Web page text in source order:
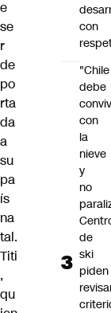
e
se
r
de
po
rta
da
a
su
pa
ís
na
tal.
Titi
,
qu
con
"Chile
debe
con
la
nieve
y
no
de
ski
piden